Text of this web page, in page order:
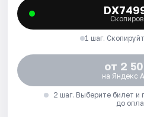
1 шаг.
от 2
на Яндекс
2 шаг. Выберите билет и
до